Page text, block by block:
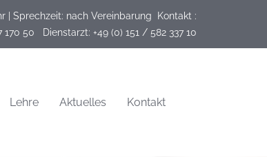
| Sprechzeit: nach Vereinbarung Kontakt :
170 50   Dienstarzt: +49 (0) 151 / 582 337 10
Lehre Aktuelles Kontakt